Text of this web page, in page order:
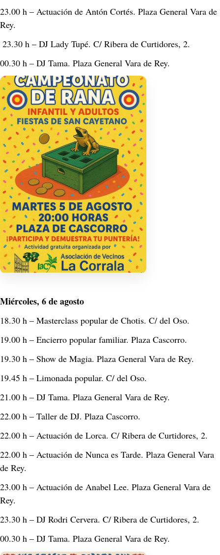
23.00 h – Actuación de Antón Cortés. Plaza General Vara de
Rey.
23.30 h – DJ Lady Tupé. C/ Ribera de Curtidores, 2.
00.30 h – DJ Tama. Plaza General Vara de Rey.
Miércoles, 6 de agosto
18.30 h – Masterclass popular de Chotis. C/ del Oso.
19.00 h – Encierro popular familiar. Plaza Cascorro.
19.30 h – Show de Magia. Plaza General Vara de Rey.
19.45 h – Limonada popular. C/ del Oso.
21.00 h – DJ Tama. Plaza General Vara de Rey.
22.00 h – Taller de DJ. Plaza Cascorro.
22.00 h – Actuación de Lorca. C/ Ribera de Curtidores, 2.
22.00 h – Actuación de Nunca es Tarde. Plaza General Vara
de Rey.
23.00 h – Actuación de Anabel Lee. Plaza General Vara de
Rey.
23.30 h – DJ Rodri Cervera. C/ Ribera de Curtidores, 2.
00.30 h – DJ Tama. Plaza General Vara de Rey.